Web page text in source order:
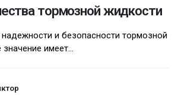
тормозной жидкости
и безопасности тормозной
имеет...